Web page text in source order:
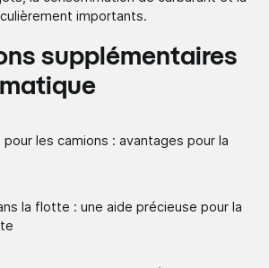
importants.
supplémentaires
les camions : avantages pour la
la flotte : une aide précieuse pour la